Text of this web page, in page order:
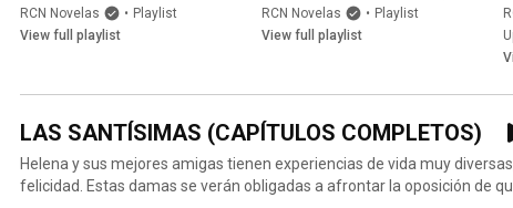
RCN Novelas • Playlist
View full playlist
RCN Novelas • Playlist
View full playlist
LAS SANTÍSIMAS (CAPÍTULOS COMPLETOS)
Helena y sus mejores amigas tienen experiencias de vida muy
felicidad. Estas damas se verán obligadas a afrontar la oposición de